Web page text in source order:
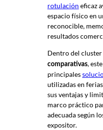
rotulación eficaz
espacio físico en
reconocible,
resultados
Dentro del cluster
comparativas,
principales
utilizadas en
sus ventajas y
marco práctico
adecuada según
expositor.